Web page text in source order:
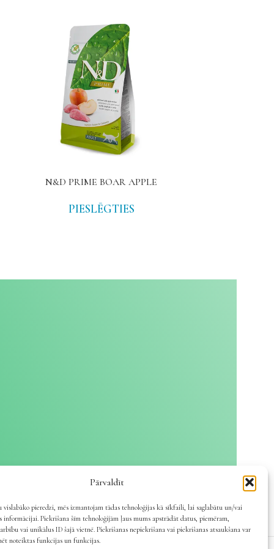
Pārvaldīt
vislabāko pieredzi, mēs izmantojam tādas tehnoloģijas kā sīkfaili, lai saglabātu un/vai
informācijai. Piekrišana šīm tehnoloģijām ļaus mums apstrādāt datus, piemēram,
vai unikālus ID šajā vietnē. Piekrišanas nepiekrišana vai piekrišanas atsaukšana var
noteiktas funkcijas un funkcijas.
N&D PRIME BOAR APPLE
PIESLĒGTIES